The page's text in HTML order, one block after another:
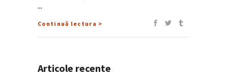
Continuă lectura >
Articole recente